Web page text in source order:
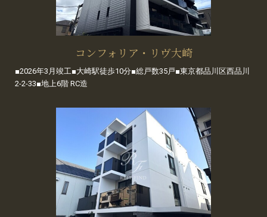
コンフォリア・リヴ大崎
■2026年3月竣工■大崎駅徒歩10分■総戸数35戸■東京都品川区西品川
2-2-33■地上6階 RC造